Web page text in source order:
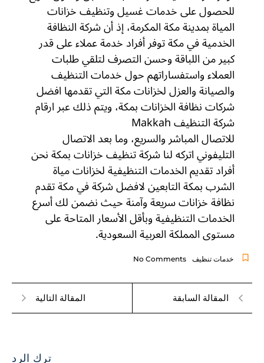
للحصول على خدمات غسيل وتنظيف خزانات
المياة بمدينة مكة المكرمة، إذ أن شركة النظافة
الخدمية في مكة توفر أفراد خدمة عملاء على قدر
كبير من اللباقة وحسن التصرف لتلقي طلبات
العملاء واستفساراتهم حول خدمات التنظيف
والصيانة والعزل لخزانات مكة التي تقدمها افضل
شركات نظافة الخزانات بمكة، ويتم ذلك عبر ارقام
شركة التنظيف Makkah
للاتصال المباشر والسريع، وما بعد الاتصال
التليفوني اتركه لنا شركة تنظيف خزانات بمكة نحن
أفراد تقديم الخدمات التنظيفية لخزانات مياة
الشرب بمكة التابعين لافضل شركة في مكة تقدم
نظافة خزانات سريعة وآمنة حيث نضمن لك أسرع
الخدمات التنظيفية وبأقل الأسعار المتاحة على
مستوى المملكة العربية السعودية.
خدمات تنظيف
المقالة السابقة المقالة التالية
ترك الرد